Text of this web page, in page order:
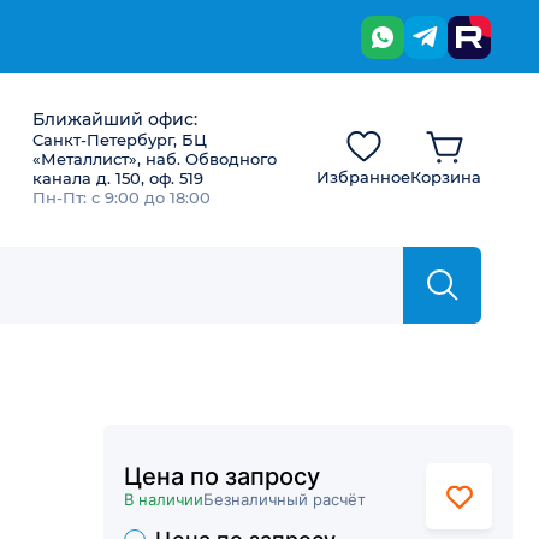
Ближайший офис:
Санкт-Петербург, БЦ
«Металлист», наб. Обводного
канала д. 150, оф. 519
Пн-Пт: с 9:00 до 18:00
ИзбранноеКорзина
Цена по запросу
В наличииБезналичный расчёт